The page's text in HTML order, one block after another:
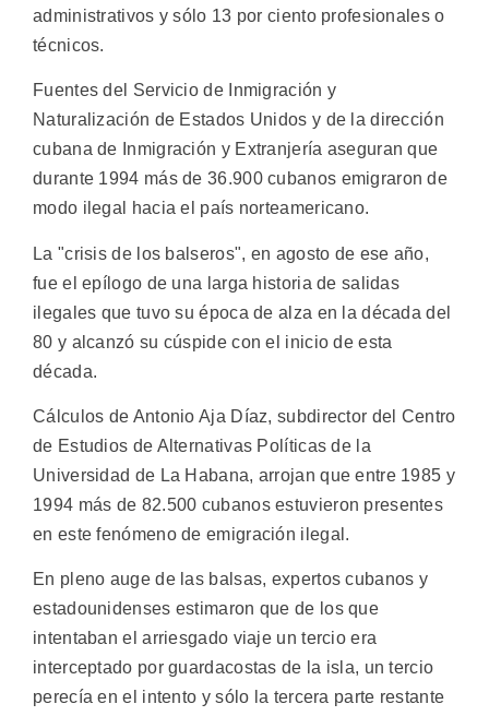
administrativos y sólo 13 por ciento profesionales o
técnicos.
Fuentes del Servicio de Inmigración y
Naturalización de Estados Unidos y de la dirección
cubana de Inmigración y Extranjería aseguran que
durante 1994 más de 36.900 cubanos emigraron de
modo ilegal hacia el país norteamericano.
La "crisis de los balseros", en agosto de ese año,
fue el epílogo de una larga historia de salidas
ilegales que tuvo su época de alza en la década del
80 y alcanzó su cúspide con el inicio de esta
década.
Cálculos de Antonio Aja Díaz, subdirector del Centro
de Estudios de Alternativas Políticas de la
Universidad de La Habana, arrojan que entre 1985 y
1994 más de 82.500 cubanos estuvieron presentes
en este fenómeno de emigración ilegal.
En pleno auge de las balsas, expertos cubanos y
estadounidenses estimaron que de los que
intentaban el arriesgado viaje un tercio era
interceptado por guardacostas de la isla, un tercio
perecía en el intento y sólo la tercera parte restante